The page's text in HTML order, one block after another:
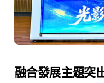
融合發展主題突